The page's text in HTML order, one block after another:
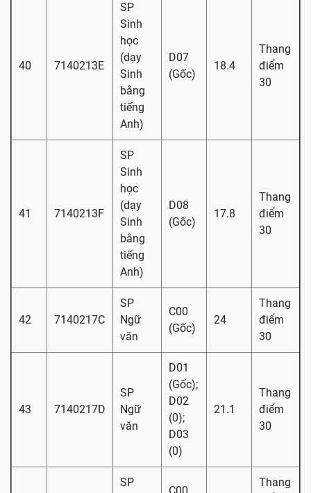
40 7140213E
SP
Sinh
học
(dạy
Sinh
bằng
tiếng
Anh)
D07
(Gốc)
18.4
Thang
điểm
30
41 7140213F
SP
Sinh
học
(dạy
Sinh
bằng
tiếng
Anh)
D08
(Gốc)
17.8
Thang
điểm
30
42 7140217C
SP
Ngữ
văn
C00
(Gốc)
24
Thang
điểm
30
43 7140217D
SP
Ngữ
văn
D01
(Gốc);
D02
(0);
D03
(0)
21.1
Thang
điểm
30
SP
Thang